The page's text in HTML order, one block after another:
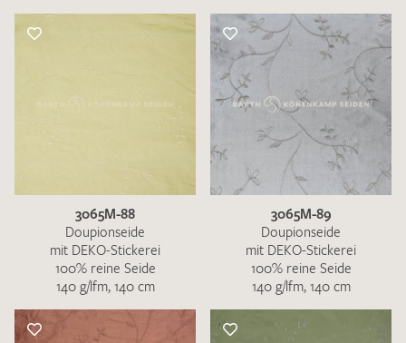
3065M-88
Doupionseide
mit DEKO-Stickerei
100% reine Seide
140 g/lfm, 140 cm
3065M-89
Doupionseide
mit DEKO-Stickerei
100% reine Seide
140 g/lfm, 140 cm